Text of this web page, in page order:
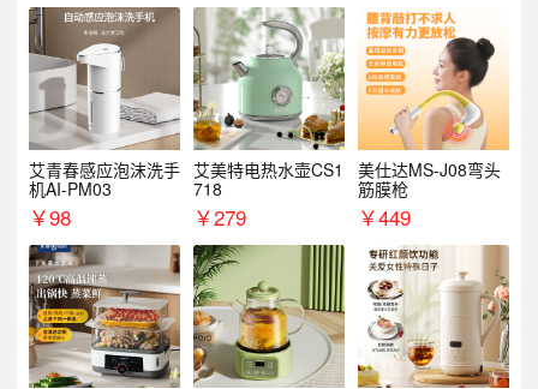
艾青春感应泡沫洗手
机AI-PM03
￥98
艾美特电热水壶CS1
718
￥279
美仕达MS-J08弯头
筋膜枪
￥449